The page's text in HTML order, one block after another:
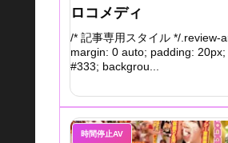
ロコメディ
/* 記事専用スタイル */.review-
margin: 0 auto; padding:
#333; backgrou...
時間停止AV